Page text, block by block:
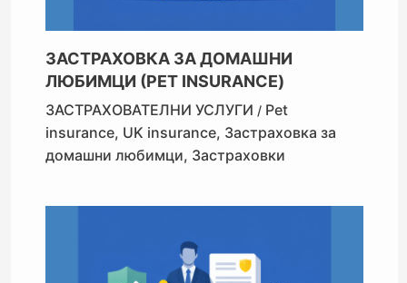
ЗАСТРАХОВКА ЗА ДОМАШНИ
ЛЮБИМЦИ (PET INSURANCE)
ЗАСТРАХОВАТЕЛНИ УСЛУГИ / Pet
insurance, UK insurance, Застраховка за
домашни любимци, Застраховки